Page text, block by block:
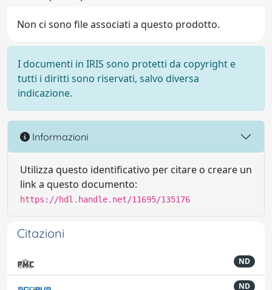
Non ci sono file associati a questo prodotto.
I documenti in IRIS sono protetti da copyright e
tutti i diritti sono riservati, salvo diversa
indicazione.
Informazioni
Utilizza questo identificativo per citare o creare un
link a questo documento:
https://hdl.handle.net/11695/135176
Citazioni
ND
ND